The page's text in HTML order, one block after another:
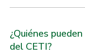
¿Quiénes
del CETI?